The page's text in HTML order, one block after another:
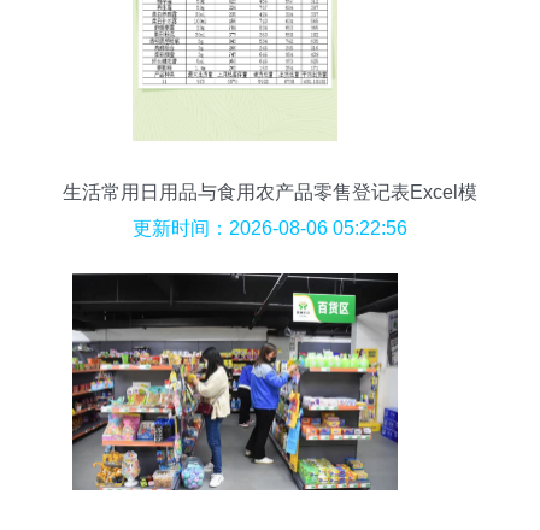
生活常用日用品与食用农产品零售登记表Excel模
板使用说明
更新时间：2026-08-06 05:22:56